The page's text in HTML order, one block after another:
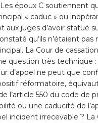
époux C soutiennent
« caduc » ou
aux juges d’avoir statué
qu’ils n’étaient
La Cour de
question très technique
d’appel ne peut que
réformatoire,
l’article 550 du code de
ou une caducité de
incident irrecevable ?